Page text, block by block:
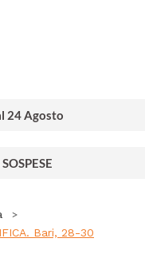
24 Agosto
Bari, 28-30